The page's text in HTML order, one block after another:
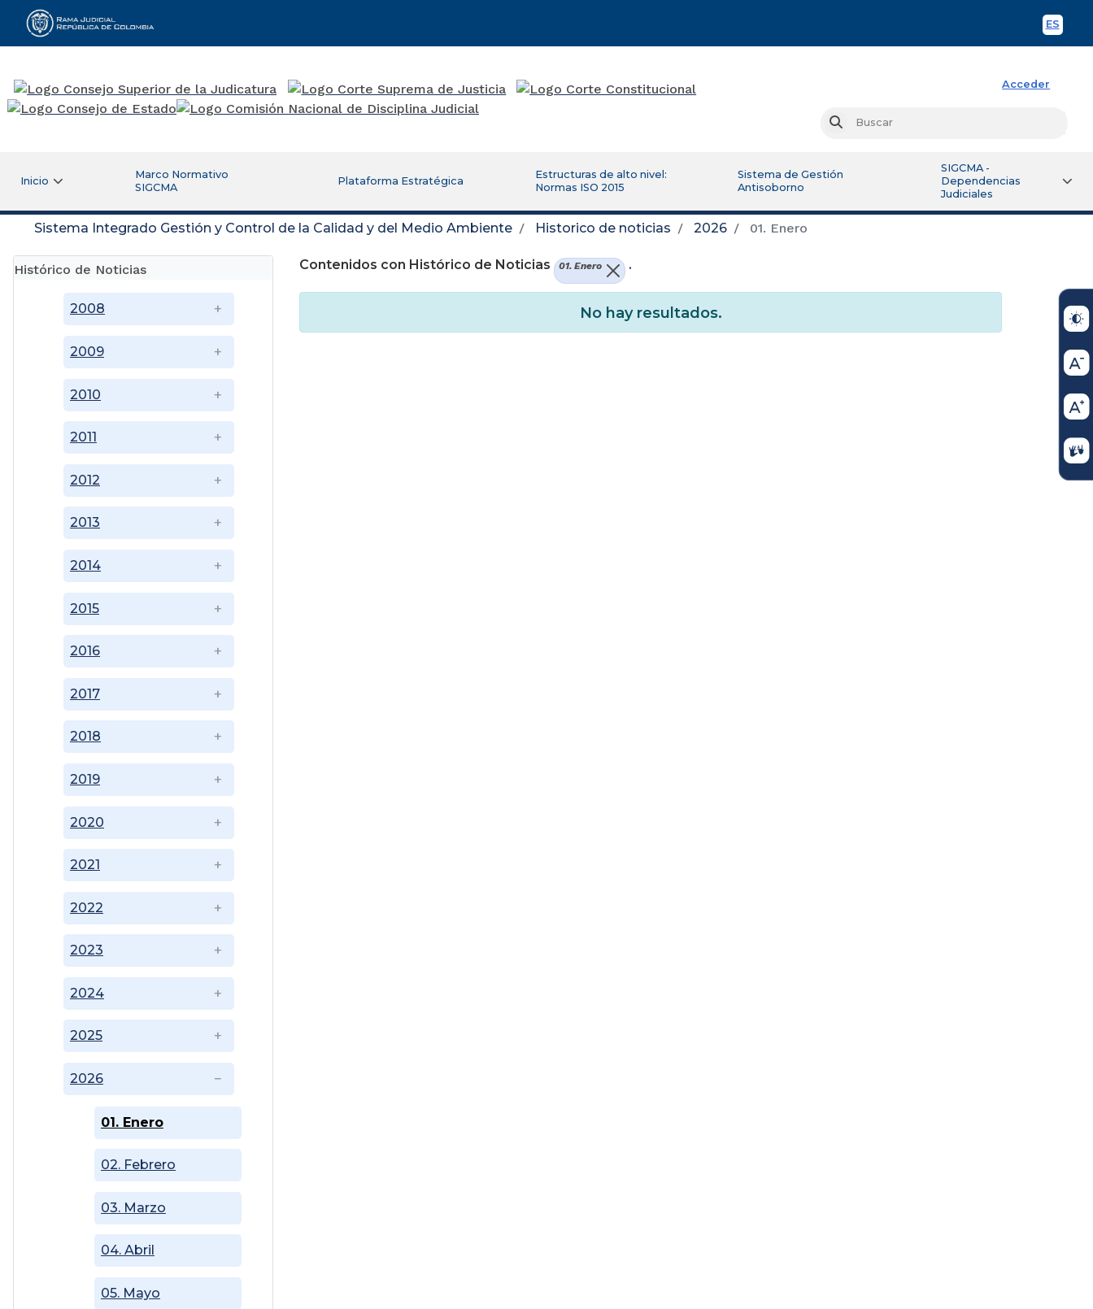
ES
Rama Judicial
Acceder
Buscar
Inicio
Marco Normativo
SIGCMA
Plataforma Estratégica
Estructuras de alto nivel:
Normas ISO 2015
Sistema de Gestión
Antisoborno
SIGCMA -
Dependencias
Judiciales
Sistema Integrado Gestión y Control de la Calidad y del Medio Ambiente Historico de noticias 2026 01. Enero
Histórico de Noticias
2008
2009
2010
2011
2012
2013
2014
2015
2016
2017
2018
2019
2020
2021
2022
2023
2024
2025
2026
01. Enero
02. Febrero
03. Marzo
04. Abril
05. Mayo
Contenidos con Histórico de Noticias 01. Enero .
No hay resultados.